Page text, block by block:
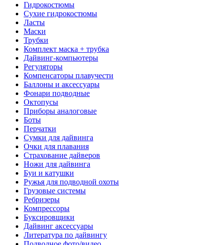
Гидрокостюмы
Сухие гидрокостюмы
Ласты
Маски
Трубки
Комплект маска + трубка
Дайвинг-компьютеры
Регуляторы
Компенсаторы плавучести
Баллоны и аксессуары
Фонари подводные
Октопусы
Приборы аналоговые
Боты
Перчатки
Сумки для дайвинга
Очки для плавания
Страхование дайверов
Ножи для дайвинга
Буи и катушки
Ружья для подводной охоты
Грузовые системы
Ребризеры
Компрессоры
Буксировщики
Дайвинг аксессуары
Литература по дайвингу